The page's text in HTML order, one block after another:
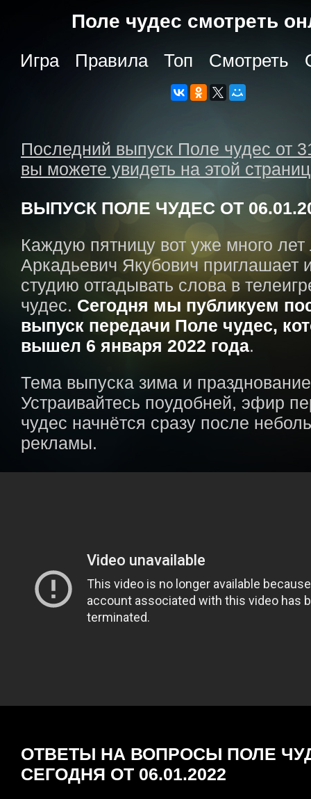
Поле чудес cмотреть
Игра Правила Топ Смотреть
Последний выпуск Поле чудес от
вы можете увидеть на этой
ВЫПУСК ПОЛЕ ЧУДЕС ОТ
Каждую пятницу вот уже много
Аркадьевич Якубович приглашает
студию отгадывать слова в
чудес. Сегодня мы публикуем
выпуск передачи Поле чудес,
вышел 6 января 2022 года.
Тема выпуска зима и
Устраивайтесь поудобней, эфир
чудес начнётся сразу после
рекламы.
ОТВЕТЫ НА ВОПРОСЫ ПОЛЕ
СЕГОДНЯ ОТ 06.01.2022